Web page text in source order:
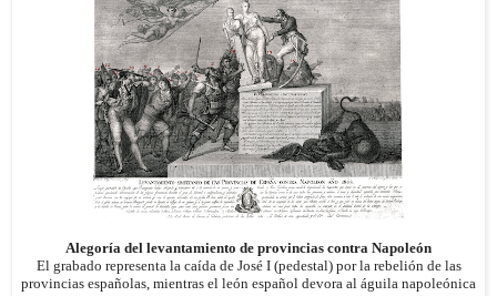
Alegoría del levantamiento de provincias contra Napoleón
El grabado representa la caída de José I (pedestal) por la rebelión de las
provincias españolas, mientras el león español devora al águila napoleónica